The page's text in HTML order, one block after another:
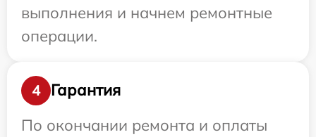
выполнения и начнем ремонтные
операции.
4
Гарантия
По окончании ремонта и оплаты